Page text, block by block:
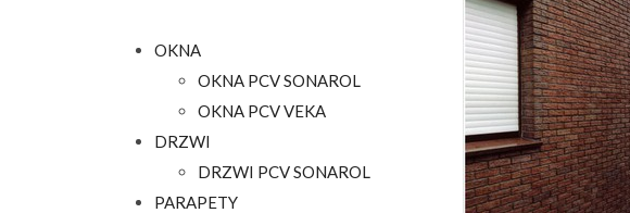
OKNA
OKNA PCV SONAROL
OKNA PCV VEKA
DRZWI
DRZWI PCV SONAROL
PARAPETY